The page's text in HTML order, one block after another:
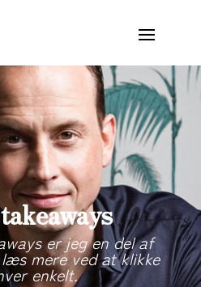
er jeg en del af
mere ved at klikke
enkelt.